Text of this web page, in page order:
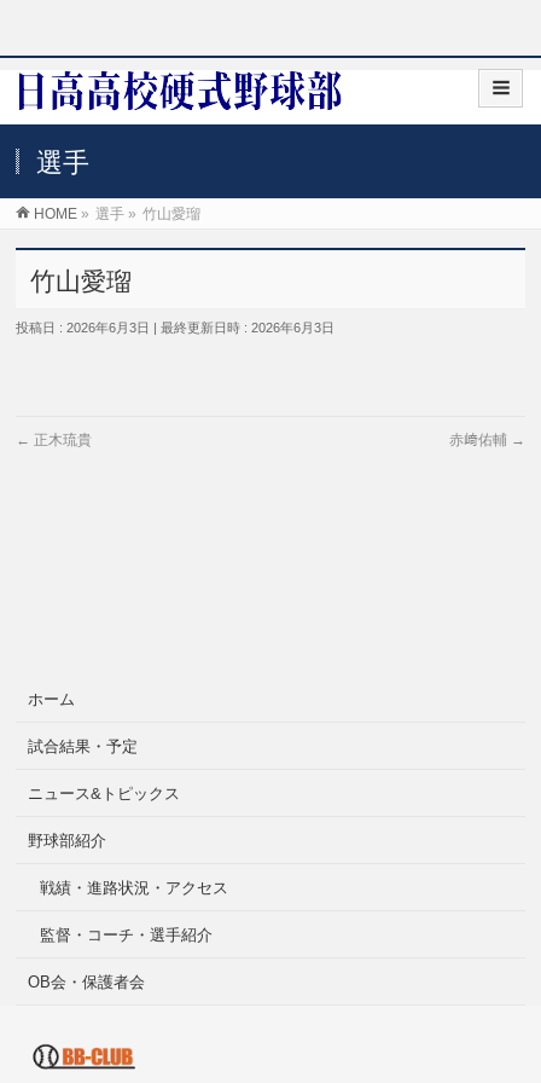
選手
HOME » 選手 » 竹山愛瑠
竹山愛瑠
投稿日 : 2026年6月3日 最終更新日時 : 2026年6月3日
← 正木琉貴 赤﨑佑輔 →
ホーム
試合結果・予定
ニュース&トピックス
野球部紹介
戦績・進路状況・アクセス
監督・コーチ・選手紹介
OB会・保護者会